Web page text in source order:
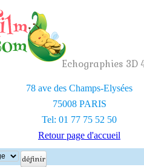
Echographies 3D
78 ave des Champs-Elysées
75008 PARIS
Tel: 01 77 75 52 50
Retour page d'accueil